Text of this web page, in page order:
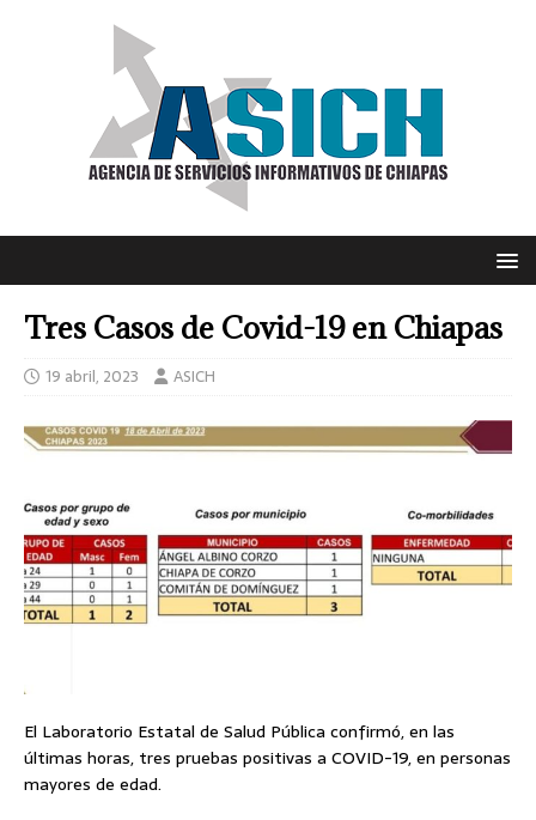
Tres Casos de Covid-19 en Chiapas
19 abril, 2023 ASICH
El Laboratorio Estatal de Salud Pública confirmó, en las
últimas horas, tres pruebas positivas a COVID-19, en personas
mayores de edad.